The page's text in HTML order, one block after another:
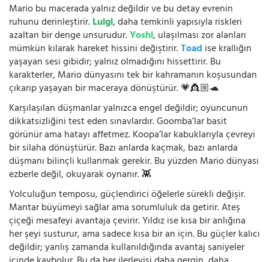
Mario bu macerada yalnız değildir ve bu detay evrenin
ruhunu derinleştirir.Luigi, daha temkinli yapısıyla riskleri
azaltan bir denge unsurudur.Yoshi, ulaşılması zor alanları
mümkün kılarak hareket hissini değiştirir.Toad ise krallığın
yaşayan sesi gibidir; yalnız olmadığını hissettirir. Bu
karakterler, Mario dünyasını tek bir kahramanın koşusundan
çıkarıp yaşayan bir maceraya dönüştürür. 💗👸🏼🐢
Karşılaşılan düşmanlar yalnızca engel değildir; oyuncunun
dikkatsizliğini test eden sınavlardır. Goomba’lar basit
görünür ama hatayı affetmez. Koopa’lar kabuklarıyla çevreyi
bir silaha dönüştürür. Bazı anlarda kaçmak, bazı anlarda
düşmanı bilinçli kullanmak gerekir. Bu yüzden Mario dünyası
ezberle değil, okuyarak oynanır. 👾
Yolculuğun temposu, güçlendirici öğelerle sürekli değişir.
Mantar büyümeyi sağlar ama sorumluluk da getirir. Ateş
çiçeği mesafeyi avantaja çevirir. Yıldız ise kısa bir anlığına
her şeyi susturur, ama sadece kısa bir an için. Bu güçler kalıcı
değildir; yanlış zamanda kullanıldığında avantaj saniyeler